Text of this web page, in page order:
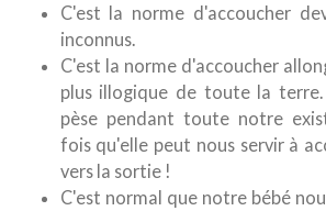
C'est la norme d'accoucher
inconnus.
C'est la norme d'accoucher
plus illogique de toute la
pèse pendant toute notre
fois qu'elle peut nous servir à
vers la sortie !
C'est normal que notre bébé